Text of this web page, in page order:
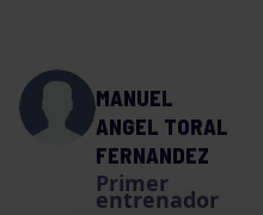
MANUEL
ANGEL TORAL
FERNANDEZ
Primer
entrenador